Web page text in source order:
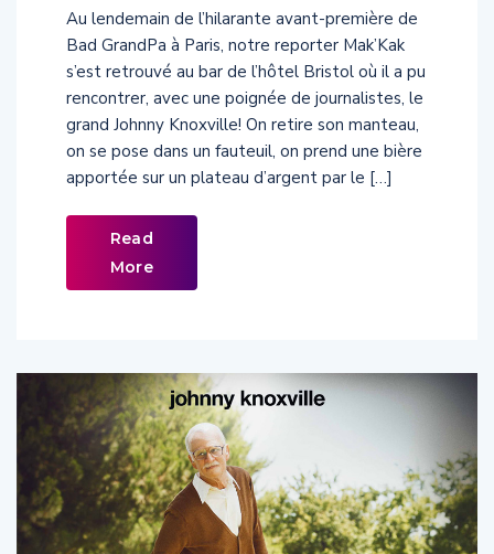
Bad GrandPa à Paris, notre reporter Mak’Kak
s’est retrouvé au bar de l’hôtel Bristol où il a pu
rencontrer, avec une poignée de journalistes, le
grand Johnny Knoxville! On retire son manteau,
on se pose dans un fauteuil, on prend une bière
apportée sur un plateau d’argent par le […]
Read
More